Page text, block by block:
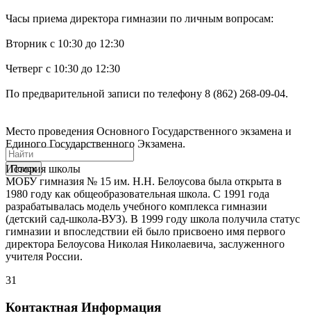
Поиск
Часы приема директора гимназии по личным вопросам:
Вторник с 10:30 до 12:30
Четверг с 10:30 до 12:30
По предварительной записи по телефону 8 (862) 268-09-04.
Место проведения Основного Государственного экзамена и
Единого Государственного Экзамена.
История школы
МОБУ гимназия № 15 им. Н.Н. Белоусова была открыта в
1980 году как общеобразовательная школа. С 1991 года
разрабатывалась модель учебного комплекса гимназии
(детский сад-школа-ВУЗ). В 1999 году школа получила статус
гимназии и впоследствии ей было присвоено имя первого
директора Белоусова Николая Николаевича, заслуженного
учителя России.
31
Контактная Информация